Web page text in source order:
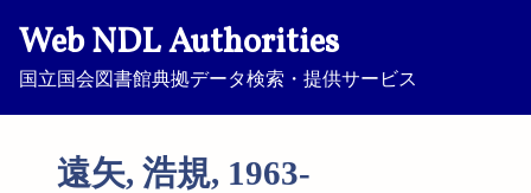
Web NDL Authorities
国立国会図書館典拠データ検索・提供サービス
遠矢, 浩規, 1963-